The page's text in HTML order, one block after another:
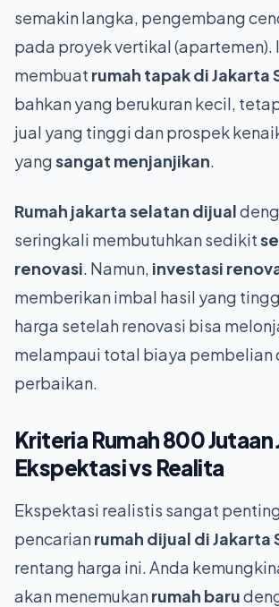
semakin langka, pengembang
pada proyek vertikal (apartemen).
membuat rumah tapak di Jakarta
bahkan yang berukuran kecil,
jual yang tinggi dan prospek
yangsangat menjanjikan.
Rumah jakarta selatan dijual
seringkali membutuhkan sedikit
renovasi. Namun, investasi
memberikan imbal hasil yang
harga setelah renovasi bisa
melampaui total biaya pembelian
perbaikan.
Kriteria Rumah 800 Jutaan
Ekspektasi vs Realita
Ekspektasi realistis sangat
pencarianrumah dijual di Jakarta
rentang harga ini. Anda
akan menemukanrumah baru